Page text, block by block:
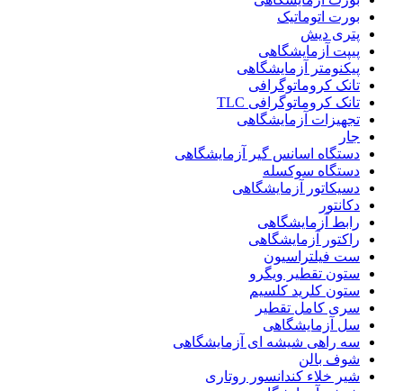
بورت اتوماتیک
پتری دیش
پیپت آزمایشگاهی
پیکنومتر آزمایشگاهی
تانک کروماتوگرافی
تانک کروماتوگرافی TLC
تجهیزات آزمایشگاهی
جار
دستگاه اسانس گیر آزمایشگاهی
دستگاه سوکسله
دسیکاتور آزمایشگاهی
دکانتور
رابط آزمایشگاهی
راکتور آزمایشگاهی
ست فیلتراسیون
ستون تقطیر ویگرو
ستون کلرید کلسیم
سری کامل تقطیر
سل آزمایشگاهی
سه راهی شیشه ای آزمایشگاهی
شوف بالن
شیر خلاء کندانسور روتاری